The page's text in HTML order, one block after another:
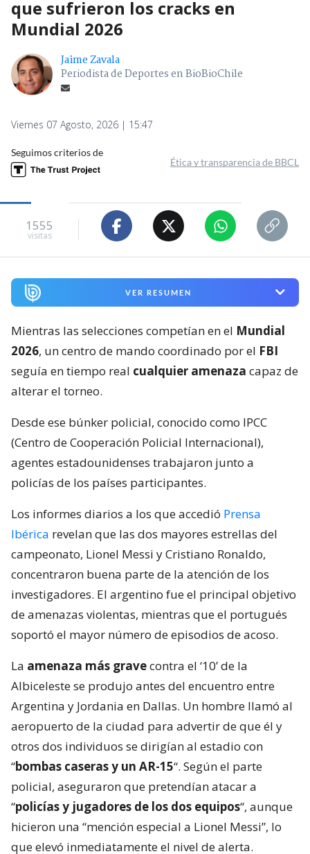
que sufrieron los cracks en
Mundial 2026
Jaime Zavala
Periodista de Deportes en BioBioChile
Viernes 07 Agosto, 2026 | 15:47
Seguimos criterios de
Ética y transparencia de BBCL
1555
visitas
VER RESUMEN
Mientras las selecciones competían en el Mundial
2026, un centro de mando coordinado por el FBI
seguía en tiempo real cualquier amenaza capaz de
alterar el torneo.
Desde ese búnker policial, conocido como IPCC
(Centro de Cooperación Policial Internacional),
agentes estadounidenses trabajaron junto a
policías de los países participantes.
Los informes diarios a los que accedió Prensa
Ibérica revelan que las dos mayores estrellas del
campeonato, Lionel Messi y Cristiano Ronaldo,
concentraron buena parte de la atención de los
investigadores. El argentino fue el principal objetivo
de amenazas violentas, mientras que el portugués
soportó el mayor número de episodios de acoso.
La amenaza más gravecontra el ‘10’ de la
Albiceleste se produjo antes del encuentro entre
Argentina y Jordania en Dallas. Un hombre llamó al
aeropuerto de la ciudad para advertir de que él y
otros dos individuos se dirigían al estadio con
“bombas caseras y un AR-15“. Según el parte
policial, aseguraron que pretendían atacar a
“policías y jugadores de los dos equipos“, aunque
hicieron una “mención especial a Lionel Messi”, lo
que elevó inmediatamente el nivel de alerta.